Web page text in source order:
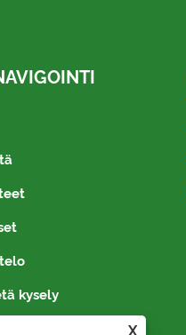
X
kysely